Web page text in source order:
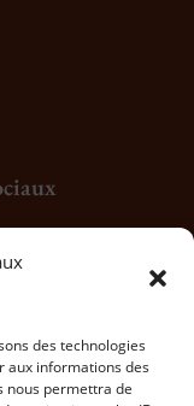
des technologies
aux informations des
nous permettra de